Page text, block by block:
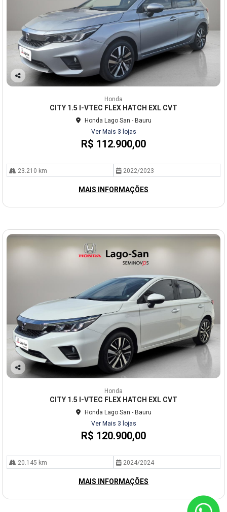
Co
Honda
CITY 1.5 I-VTEC FLEX HATCH EXL CVT
Honda Lago San - Bauru
Ver Mais 3 lojas
R$ 112.900,00
23.210 km 2022/2023
MAIS INFORMAÇÕES
Co
Honda
CITY 1.5 I-VTEC FLEX HATCH EXL CVT
Honda Lago San - Bauru
Ver Mais 3 lojas
R$ 120.900,00
20.145 km 2024/2024
MAIS INFORMAÇÕES